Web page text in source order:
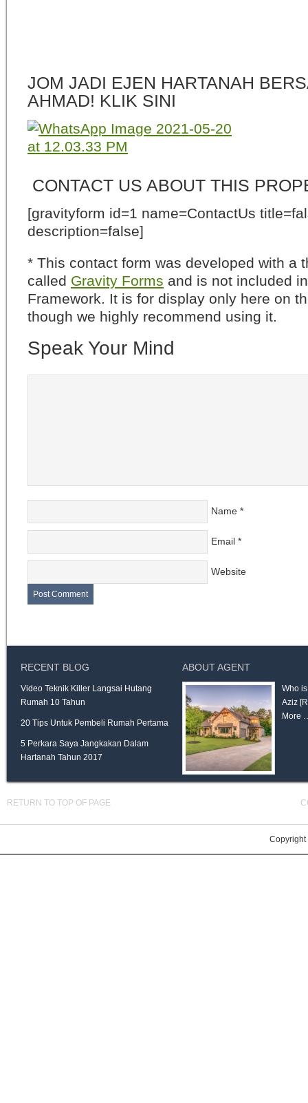
JOM JADI EJEN HARTANAH
AHMAD! KLIK SINI
CONTACT US ABOUT THIS
[gravityform id=1 name=ContactUs
description=false]
* This contact form was developed with a
called Gravity Forms and is not included
Framework. It is for display only here on
though we highly recommend using it.
Speak Your Mind
Name *
Email *
Website
RECENT BLOG
Video Teknik Killer Langsai Hutang
Rumah 10 Tahun
20 Tips Untuk Pembeli Rumah Pertama
5 Perkara Saya Jangkakan Dalam
Hartanah Tahun 2017
ABOUT AGENT
Who
Aziz
More
RETURN TO TOP OF PAGE
Copyright